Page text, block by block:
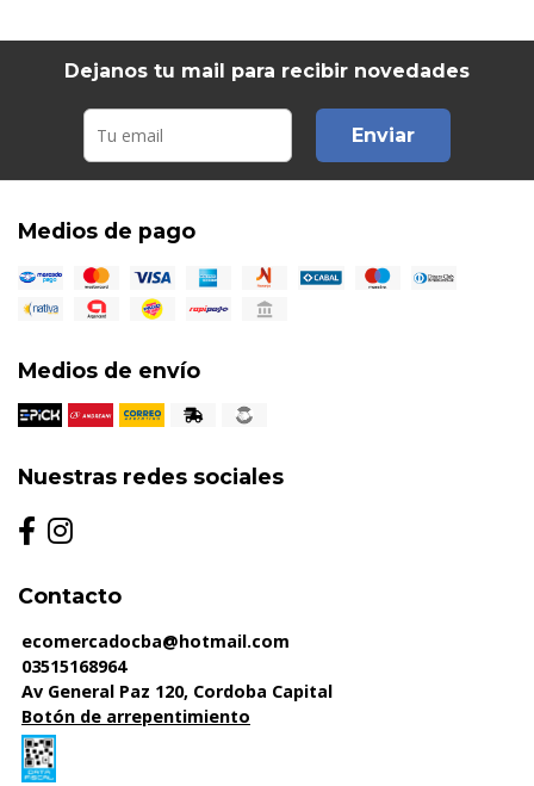
Dejanos tu mail para recibir novedades
Enviar
Medios de pago
Medios de envío
Nuestras redes sociales
Contacto
ecomercadocba@hotmail.com
03515168964
Av General Paz 120, Cordoba Capital
Botón de arrepentimiento